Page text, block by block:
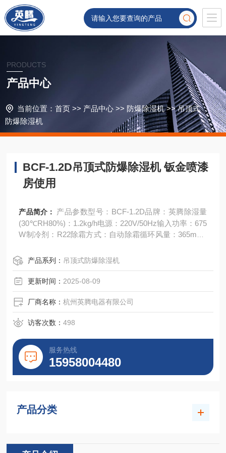
PRODUCTS
产品中心
当前位置： 首页 >> 产品中心 >> 防爆除湿机>>吊顶式
防爆除湿机
BCF-1.2D吊顶式防爆除湿机 钣金喷漆
房使用
产品简介：
产品参数型号：BCF-1.2D品牌：英腾除湿量
(30℃RH80%)：1.2kg/h电源：220V/50Hz输入功率：675
W制冷剂：R22除霜方式：自动除霜循环风量：365m3/h
度：5-38℃重量：25kg外形
产品系列： 吊顶式防爆除湿机
更新时间： 2025-08-09
厂商名称：杭州英腾电器有限公司
访客次数：498
服务热线
15958004480
产品分类